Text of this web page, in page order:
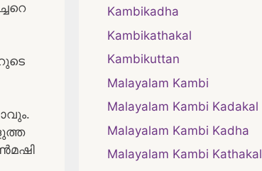
Kambikadha
Kambikathakal
Kambikuttan
Malayalam Kambi
Malayalam Kambi Kadakal
Malayalam Kambi Kadha
Malayalam Kambi Kathakal